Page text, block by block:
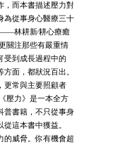
，而本書描述壓力對
為從事身心醫療三十
林耕新∕耕心療癒
關注那些有嚴重情
受到成長過程中的
面，都狀況百出。
更常與主要照顧者
壓力》是一本全方
普書籍，不只從事身
這本書中獲益。
的威脅。你有機會超